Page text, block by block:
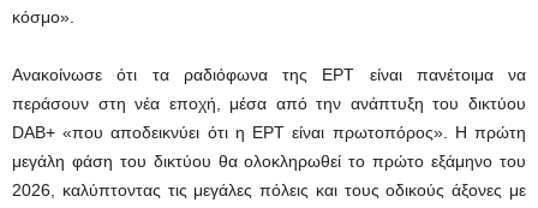
κόσμο».
Ανακοίνωσε ότι τα ραδιόφωνα της ΕΡΤ είναι πανέτοιμα να
περάσουν στη νέα εποχή, μέσα από την ανάπτυξη του δικτύου
DAB+ «που αποδεικνύει ότι η ΕΡΤ είναι πρωτοπόρος». Η πρώτη
μεγάλη φάση του δικτύου θα ολοκληρωθεί το πρώτο εξάμηνο του
2026, καλύπτοντας τις μεγάλες πόλεις και τους οδικούς άξονες με